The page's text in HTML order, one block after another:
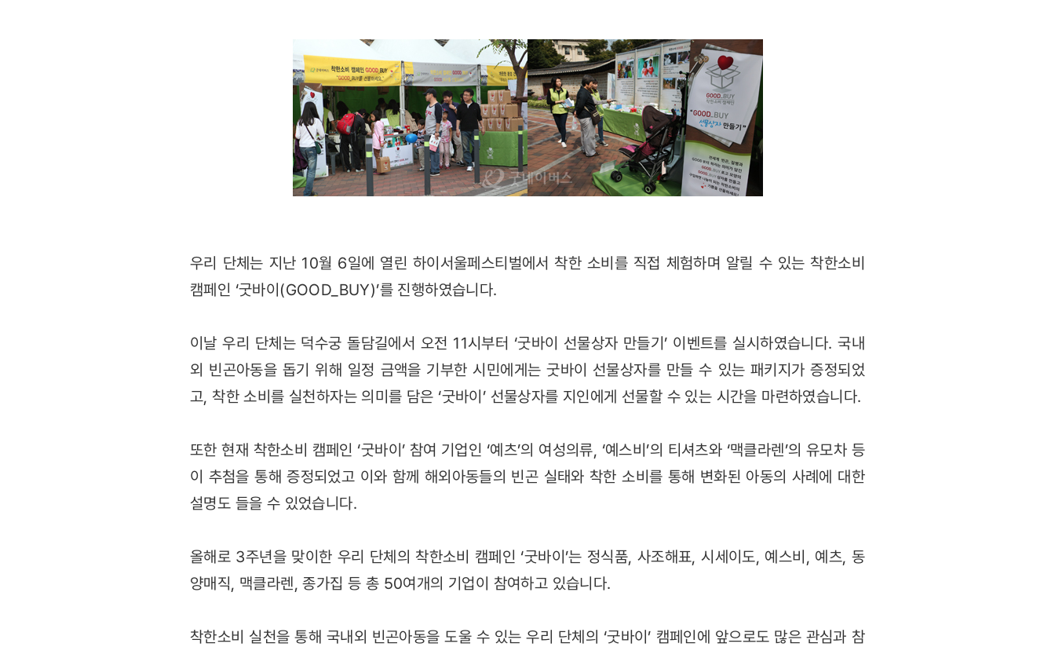
우리 단체는 지난 10월 6일에 열린 하이서울페스티벌에서 착한 소비를 직접 체험하며 알릴 수 있는 착한소비
캠페인 ‘굿바이(GOOD_BUY)’를 진행하였습니다.
이날 우리 단체는 덕수궁 돌담길에서 오전 11시부터 ‘굿바이 선물상자 만들기’ 이벤트를 실시하였습니다. 국내
외 빈곤아동을 돕기 위해 일정 금액을 기부한 시민에게는 굿바이 선물상자를 만들 수 있는 패키지가 증정되었
고, 착한 소비를 실천하자는 의미를 담은 ‘굿바이’ 선물상자를 지인에게 선물할 수 있는 시간을 마련하였습니다.
또한 현재 착한소비 캠페인 ‘굿바이’ 참여 기업인 ‘예츠’의 여성의류, ‘예스비’의 티셔츠와 ‘맥클라렌’의 유모차 등
이 추첨을 통해 증정되었고 이와 함께 해외아동들의 빈곤 실태와 착한 소비를 통해 변화된 아동의 사례에 대한
설명도 들을 수 있었습니다.
올해로 3주년을 맞이한 우리 단체의 착한소비 캠페인 ‘굿바이’는 정식품, 사조해표, 시세이도, 예스비, 예츠, 동
양매직, 맥클라렌, 종가집 등 총 50여개의 기업이 참여하고 있습니다.
착한소비 실천을 통해 국내외 빈곤아동을 도울 수 있는 우리 단체의 ‘굿바이’ 캠페인에 앞으로도 많은 관심과 참